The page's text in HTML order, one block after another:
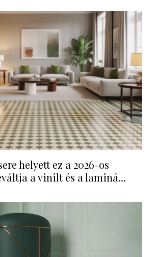
helyett ez a 2026-os
a vinilt és a laminá...